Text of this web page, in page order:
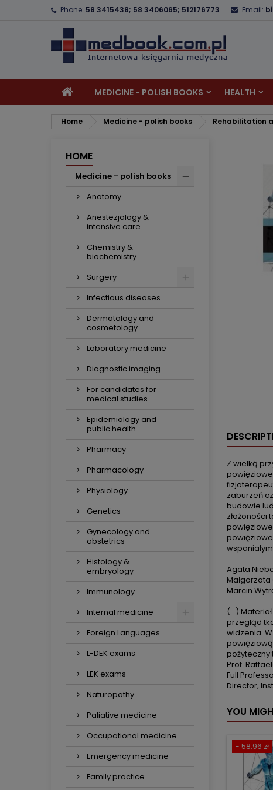
Phone: 58 3415438; 58 3406065; 512176773 Email:
MEDICINE - POLISH BOOKS HEALTH
Home Medicine - polish books Rehabilitation
HOME
Medicine - polish books
Anatomy
Anestezjology &
intensive care
Chemistry &
biochemistry
Surgery
Infectious diseases
Dermatology and
cosmetology
Laboratory medicine
Diagnostic imaging
For candidates for
medical studies
Epidemiology and
public health
Pharmacy
Pharmacology
Physiology
Genetics
Gynecology and
obstetrics
Histology &
embryology
Immunology
Internal medicine
Foreign Languages
L-DEK exams
LEK exams
Naturopathy
Paliative medicine
Occupational medicine
Emergency medicine
Family practice
Z wielką
zaburzeń
budowie
złożoności
Agata
Marcin
(...)
przegląd
widzenia.
pożyteczny
Prof.
Full
Director,
YOU
- 58.96 zł